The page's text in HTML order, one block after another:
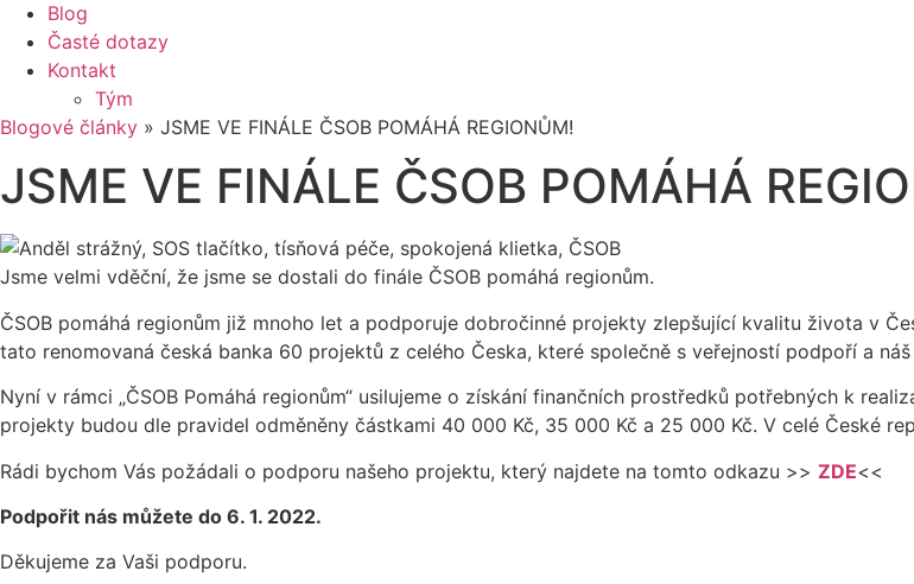
Blog
Časté dotazy
Kontakt
Tým
Blogové články » JSME VE FINÁLE ČSOB POMÁHÁ REGIONŮM!
JSME VE FINÁLE ČSOB POMÁHÁ
Jsme velmi vděční, že jsme se dostali do finále ČSOB pomáhá regionům.
ČSOB pomáhá regionům již mnoho let a podporuje dobročinné projekty zlepšující kvalitu života v
tato renomovaná česká banka 60 projektů z celého Česka, které společně s veřejností podpoří a
Nyní v rámci „ČSOB Pomáhá regionům“ usilujeme o získání finančních prostředků potřebných k
projekty budou dle pravidel odměněny částkami 40 000 Kč, 35 000 Kč a 25 000 Kč. V celé České
Rádi bychom Vás požádali o podporu našeho projektu, který najdete na tomto odkazu >> ZDE<<
Podpořit nás můžete do 6. 1. 2022.
Děkujeme za Vaši podporu.